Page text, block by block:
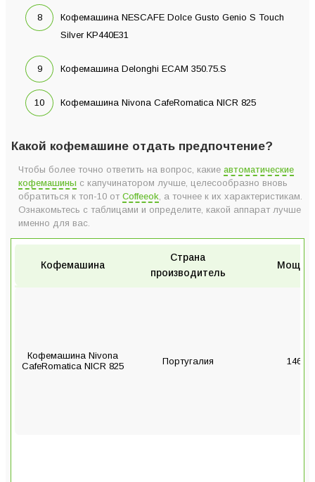
Кофемашина NESCAFE Dolce Gusto Genio S Touch
Silver KP440E31
Кофемашина Delonghi ECAM 350.75.S
Кофемашина Nivona CafeRomatica NICR 825
Какой кофемашине отдать предпочтение?
Чтобы более точно ответить на вопрос, какие автоматические
кофемашины с капучинатором лучше, целесообразно вновь
обратиться к топ-10 от Coffeeok , а точнее к их характеристикам.
Ознакомьтесь с таблицами и определите, какой аппарат лучше
именно для вас.
Кофемашина
Страна
производитель
Кофемашина Nivona
CafeRomatica NICR 825
Португалия 1465